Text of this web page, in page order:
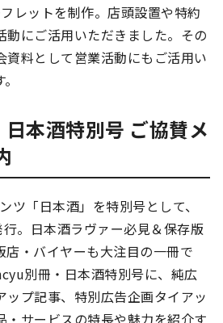
レットを制作。店頭設置や特約
動にご活用いただきました。その
資料として営業活動にもご活用い
本酒特別号 ご協賛メ
ツ「日本酒」を特別号として、
。日本酒ラヴァー必見＆保存版
店・バイヤーも大注目の一冊で
別冊・日本酒特別号に、純広
ップ記事、特別広告企画タイアッ
・サービスの特長や魅力を紹介す